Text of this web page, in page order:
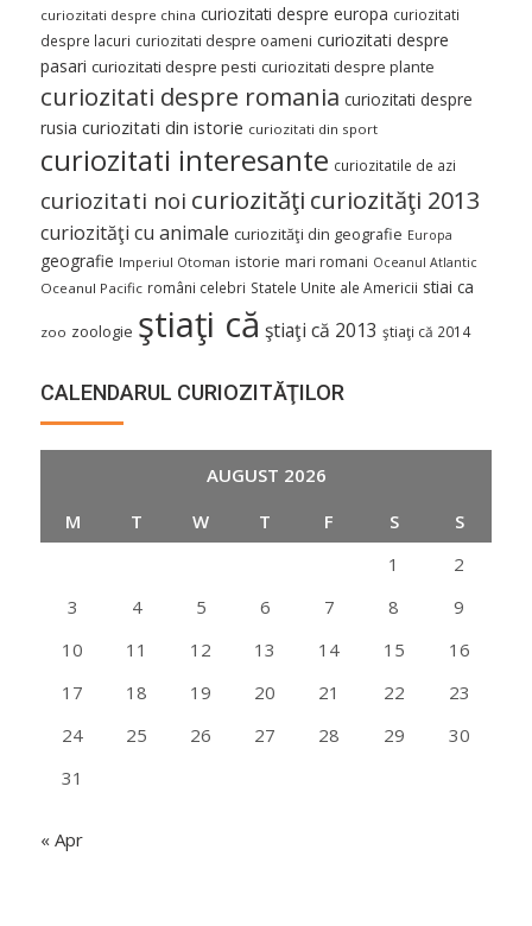
curiozitati despre china curiozitati despre europa curiozitati
despre lacuri curiozitati despre oameni curiozitati despre
pasari curiozitati despre pesti curiozitati despre plante
curiozitati despre romania curiozitati despre
rusia curiozitati din istorie curiozitati din sport
curiozitati interesante curiozitatile de azi
curiozitati noi curiozităţi curiozităţi 2013
curiozităţi cu animale curiozităţi din geografie Europa
geografie Imperiul Otoman istorie mari romani Oceanul Atlantic
Oceanul Pacific români celebri Statele Unite ale Americii stiai ca
zoo zoologie ştiaţi că ştiaţi că 2013 ştiaţi că 2014
CALENDARUL CURIOZITĂŢILOR
AUGUST 2026
M
T W T F S
S
1
2
3
4 5 6 7 8
9
10
11 12 13 14 15
16
17
18 19 20 21 22
23
24
25 26 27 28 29
30
31
« Apr